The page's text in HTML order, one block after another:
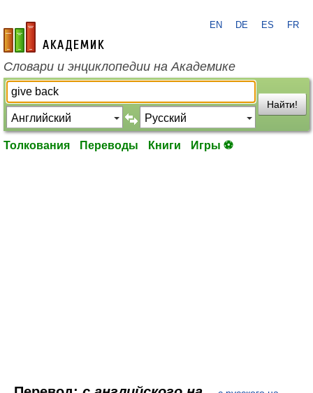
academic.ru
EN DE ES FR
Словари и энциклопедии на Академике
Найти!
Толкования Переводы Книги Игры ⚽